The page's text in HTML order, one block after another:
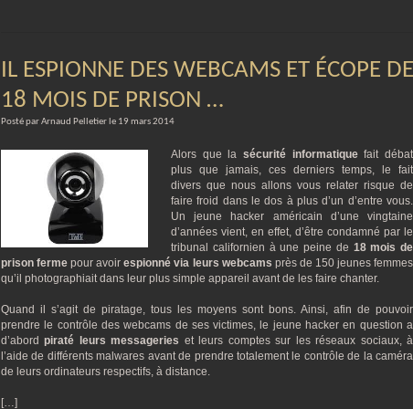
IL ESPIONNE DES WEBCAMS ET ÉCOPE DE
18 MOIS DE PRISON …
Posté par Arnaud Pelletier le 19 mars 2014
Alors que la sécurité informatiquefait débat
plus que jamais, ces derniers temps, le fait
divers que nous allons vous relater risque de
faire froid dans le dos à plus d’un d’entre vous.
Un jeune hacker américain d’une vingtaine
d’années vient, en effet, d’être condamné par le
tribunal californien à une peine de 18 mois de
prison ferme pour avoirespionné via leurs webcams près de 150 jeunes femmes
qu’il photographiait dans leur plus simple appareil avant de les faire chanter.
Quand il s’agit de piratage, tous les moyens sont bons. Ainsi, afin de pouvoir
prendre le contrôle des webcams de ses victimes, le jeune hacker en question a
d’abordpiraté leurs messageries et leurs comptes sur les réseaux sociaux, à
l’aide de différents malwares avant de prendre totalement le contrôle de la caméra
de leurs ordinateurs respectifs, à distance.
[…]